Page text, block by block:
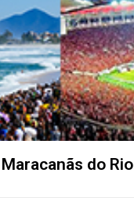
do Rio